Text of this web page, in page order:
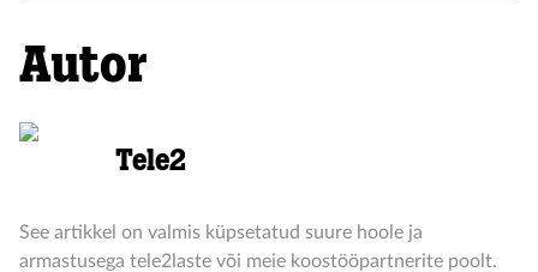
Autor
Tele2
See artikkel on valmis küpsetatud suure hoole ja
armastusega tele2laste või meie koostööpartnerite poolt.